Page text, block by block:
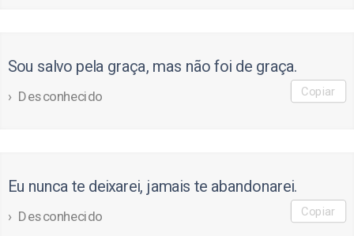
Sou salvo pela graça, mas não foi de graça.
Desconhecido Copiar
Eu nunca te deixarei, jamais te abandonarei.
Desconhecido Copiar